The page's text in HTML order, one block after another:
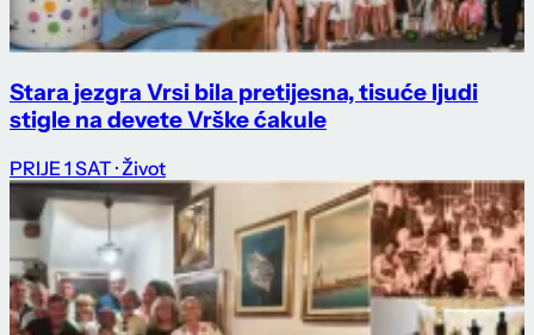
Stara jezgra Vrsi bila pretijesna, tisuće ljudi
stigle na devete Vrške ćakule
PRIJE 1 SAT · Život